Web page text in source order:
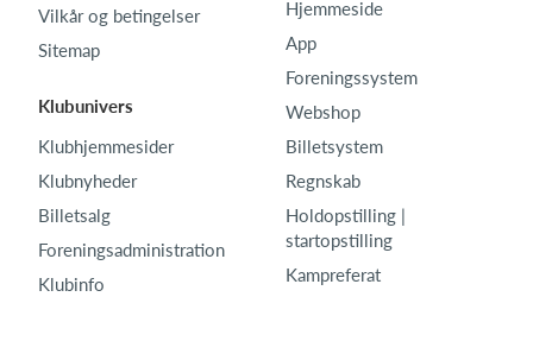
Vilkår og betingelser
Sitemap
Klubunivers
Klubhjemmesider
Klubnyheder
Billetsalg
Foreningsadministration
Klubinfo
Hjemmeside
App
Foreningssystem
Webshop
Billetsystem
Regnskab
Holdopstilling |
startopstilling
Kampreferat